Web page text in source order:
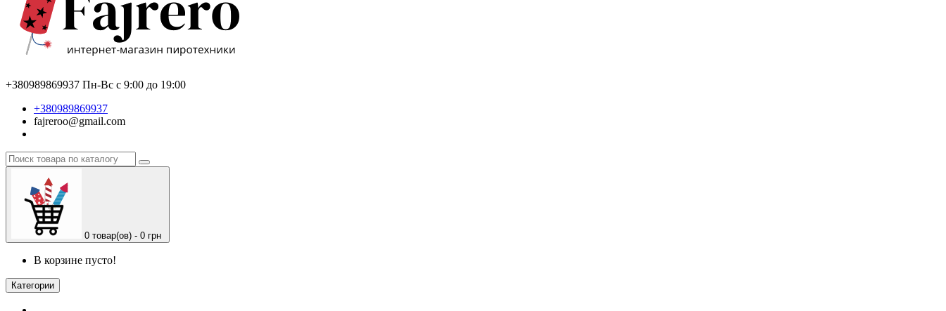
+380989869937 Пн-Вс с 9:00 до 19:00
+380989869937
fajreroo@gmail.com
0 товар(ов) - 0 грн
В корзине пусто!
Категории